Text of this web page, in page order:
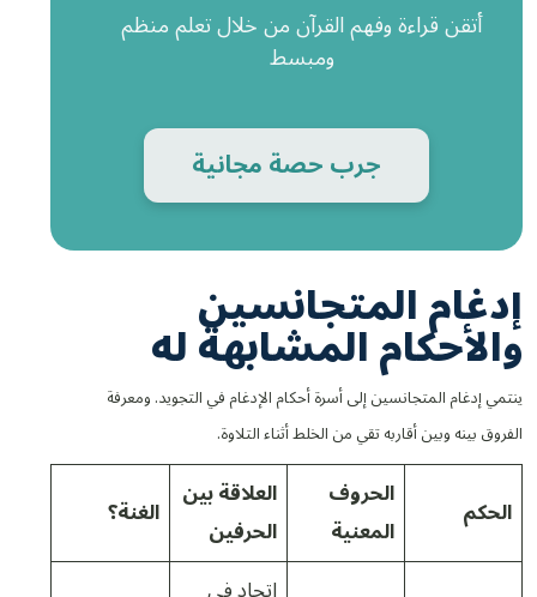
أتقن قراءة وفهم القرآن من خلال تعلم منظم
ومبسط
جرب حصة مجانية
إدغام المتجانسين
والأحكام المشابهة له
ينتمي إدغام المتجانسين إلى أسرة أحكام الإدغام في التجويد. ومعرفة
الفروق بينه وبين أقاربه تقي من الخلط أثناء التلاوة.
الحكم
الحروف
المعنية
العلاقة بين
الحرفين
الغنة؟